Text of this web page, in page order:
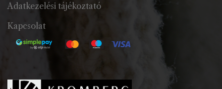
Adatkezelési tájékoztató
Kapcsolat